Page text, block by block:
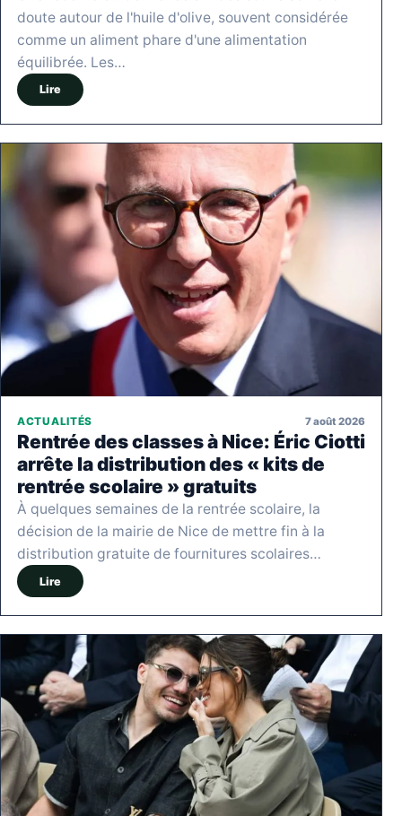
doute autour de l'huile d'olive, souvent considérée
comme un aliment phare d'une alimentation
équilibrée. Les…
Lire
ACTUALITÉS 7 août 2026
Rentrée des classes à Nice: Éric Ciotti
arrête la distribution des « kits de
rentrée scolaire » gratuits
À quelques semaines de la rentrée scolaire, la
décision de la mairie de Nice de mettre fin à la
distribution gratuite de fournitures scolaires…
Lire